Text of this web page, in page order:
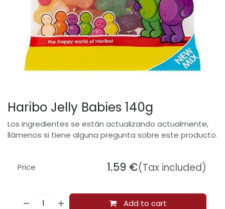
Haribo Jelly Babies 140g
Los ingredientes se están actualizando actualmente,
llámenos si tiene alguna pregunta sobre este producto.
Add to cart
Price 1.59 €(Tax included)